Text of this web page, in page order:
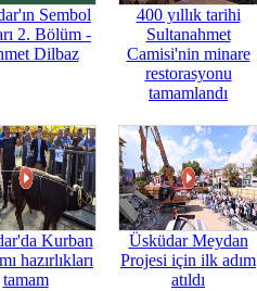
Sembol
2. Bölüm -
Dilbaz
400 yıllık tarihi
Sultanahmet
Camisi'nin minare
restorasyonu
tamamlandı
Kurban
hazırlıkları
tamam
Üsküdar Meydan
Projesi için ilk adım
atıldı